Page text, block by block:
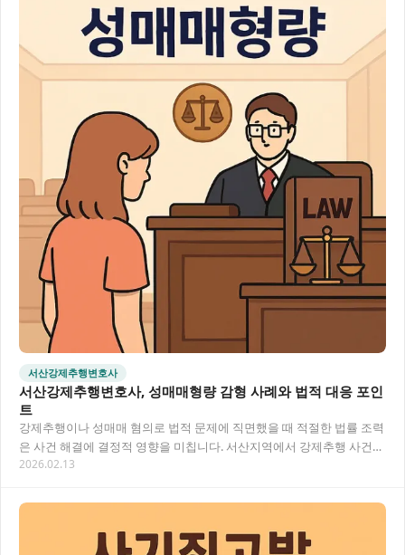
서산강제추행변호사
서산강제추행변호사, 성매매형량 감형 사례와 법적 대응 포인
트
강제추행이나 성매매 혐의로 법적 문제에 직면했을 때 적절한 법률 조력
은 사건 해결에 결정적 영향을 미칩니다. 서산지역에서 강제추행 사건을
다루는 변호사들의 전략과 성매매형량 감형…
2026.02.13